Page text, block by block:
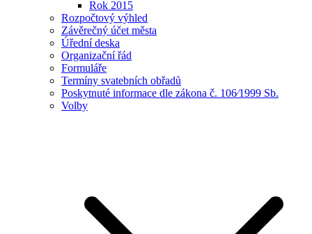
Rok 2015
Rozpočtový výhled
Závěrečný účet města
Úřední deska
Organizační řád
Formuláře
Termíny svatebních obřadů
Poskytnuté informace dle zákona č. 106⁄1999 Sb.
Volby